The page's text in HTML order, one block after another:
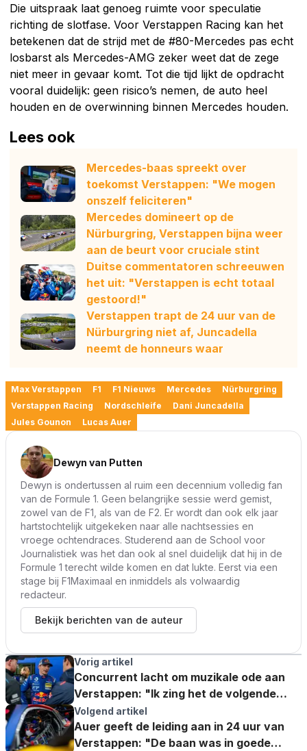
Die uitspraak laat genoeg ruimte voor speculatie
richting de slotfase. Voor Verstappen Racing kan het
betekenen dat de strijd met de #80-Mercedes pas echt
losbarst als Mercedes-AMG zeker weet dat de zege
niet meer in gevaar komt. Tot die tijd lijkt de opdracht
vooral duidelijk: geen risico’s nemen, de auto heel
houden en de overwinning binnen Mercedes houden.
Lees ook
Mercedes-baas spreekt over
toekomst Verstappen: "We mogen
onszelf feliciteren"
Mercedes domineert op de
Nürburgring, Verstappen bijna weer
aan de beurt voor cruciale stint
Duitse commentatoren schreeuwen
het uit: "Verstappen is echt totaal
gestoord!"
Verstappen trapt de 24 uur van de
Nürburgring niet af, Juncadella
neemt de honneurs waar
Max Verstappen F1 F1 Nieuws Mercedes
Nürburgring
Verstappen Racing
Nordschleife
Dani Juncadella
Jules Gounon
Lucas Auer
Dewyn van Putten
Dewyn is ondertussen al ruim een decennium volledig fan
van de Formule 1. Geen belangrijke sessie werd gemist,
zowel van de F1, als van de F2. Er wordt dan ook elk jaar
hartstochtelijk uitgekeken naar alle nachtsessies en
vroege ochtendraces. Studerend aan de School voor
Journalistiek was het dan ook al snel duidelijk dat hij in de
Formule 1 terecht wilde komen en dat lukte. Eerst via een
stage bij F1Maximaal en inmiddels als volwaardig
redacteur.
Bekijk berichten van de auteur
Vorig artikel
Concurrent lacht om muzikale ode aan
Verstappen: "Ik zing het de volgende
keer in mijn hoofd"
Volgend artikel
Auer geeft de leiding aan in 24 uur van
Verstappen: "De baan was in goede